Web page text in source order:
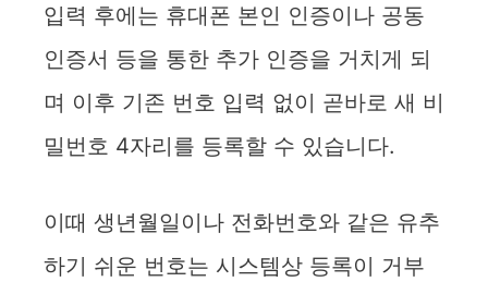
입력 후에는 휴대폰 본인 인증이나 공동
인증서 등을 통한 추가 인증을 거치게 되
며 이후 기존 번호 입력 없이 곧바로 새 비
밀번호 4자리를 등록할 수 있습니다.
이때 생년월일이나 전화번호와 같은 유추
하기 쉬운 번호는 시스템상 등록이 거부